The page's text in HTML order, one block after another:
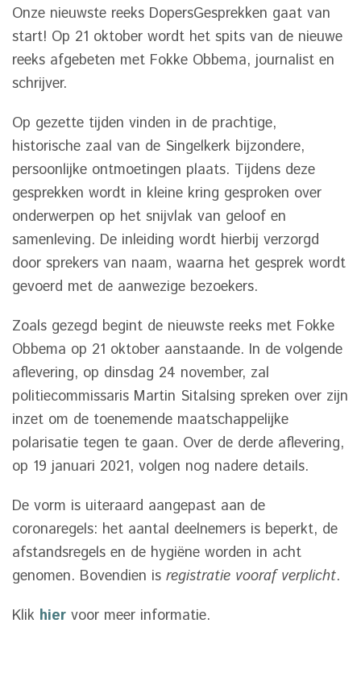
Onze nieuwste reeks DopersGesprekken gaat van
start! Op 21 oktober wordt het spits van de nieuwe
reeks afgebeten met Fokke Obbema, journalist en
schrijver.
Op gezette tijden vinden in de prachtige,
historische zaal van de Singelkerk bijzondere,
persoonlijke ontmoetingen plaats. Tijdens deze
gesprekken wordt in kleine kring gesproken over
onderwerpen op het snijvlak van geloof en
samenleving. De inleiding wordt hierbij verzorgd
door sprekers van naam, waarna het gesprek wordt
gevoerd met de aanwezige bezoekers.
Zoals gezegd begint de nieuwste reeks met Fokke
Obbema op 21 oktober aanstaande. In de volgende
aflevering, op dinsdag 24 november, zal
politiecommissaris Martin Sitalsing spreken over zijn
inzet om de toenemende maatschappelijke
polarisatie tegen te gaan. Over de derde aflevering,
op 19 januari 2021, volgen nog nadere details.
De vorm is uiteraard aangepast aan de
coronaregels: het aantal deelnemers is beperkt, de
afstandsregels en de hygiëne worden in acht
genomen. Bovendien is registratie vooraf verplicht.
Klik hier voor meer informatie.